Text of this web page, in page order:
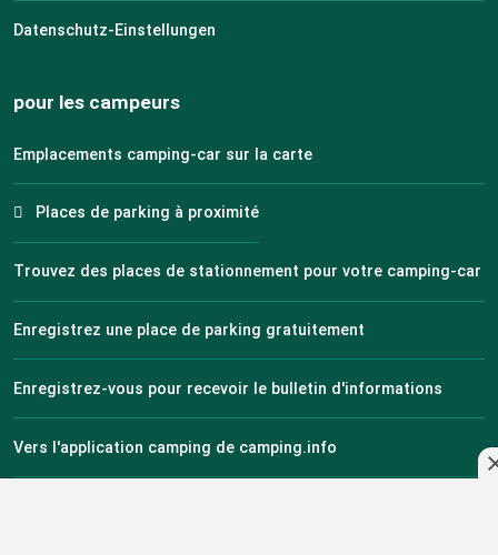
Datenschutz-Einstellungen
pour les campeurs
Emplacements camping-car sur la carte
Places de parking à proximité
Trouvez des places de stationnement pour votre camping-car
Enregistrez une place de parking gratuitement
Enregistrez-vous pour recevoir le bulletin d'informations
Vers l'application camping de camping.info